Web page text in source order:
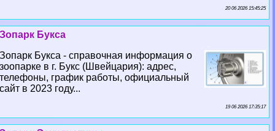
20 06 2026 15:45:25
Зопарк Букса
Зопарк Букса - справочная информация о
зоопарке в г. Букс (Швейцария): адрес,
телефоны, график работы, официальный
сайт в 2023 году...
19 06 2026 17:35:17